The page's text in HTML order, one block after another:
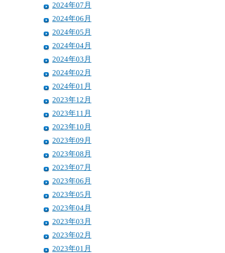
2024年07月
2024年06月
2024年05月
2024年04月
2024年03月
2024年02月
2024年01月
2023年12月
2023年11月
2023年10月
2023年09月
2023年08月
2023年07月
2023年06月
2023年05月
2023年04月
2023年03月
2023年02月
2023年01月